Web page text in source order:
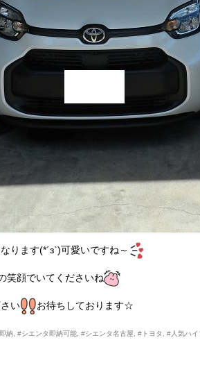
ります(*´з`)可愛いですね～
笑顔でいてくださいね
い お待ちしております☆
納 #シエンタ即納可能 #シエンタ名古屋 #トヨタ #人気ハイ